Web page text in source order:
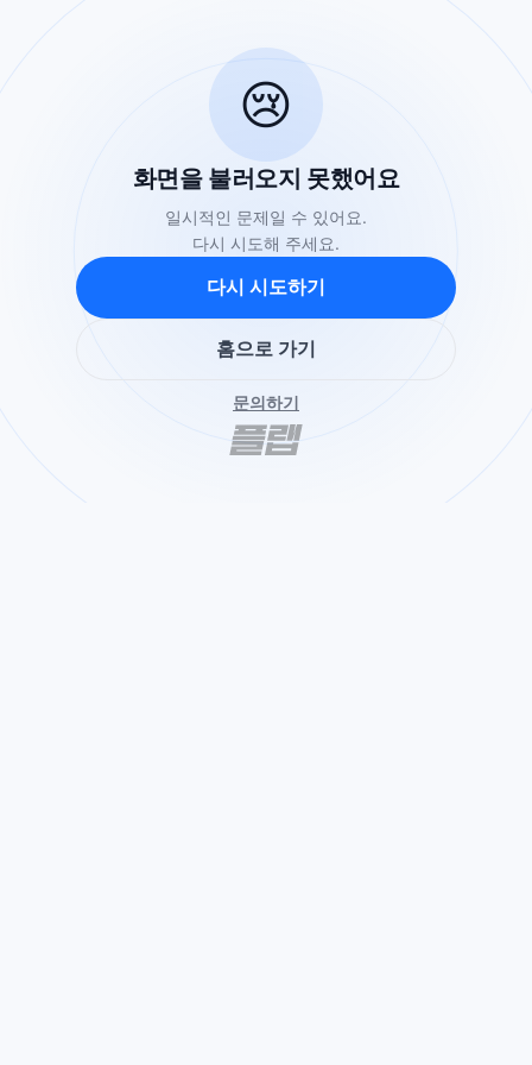
😢
화면을 불러오지 못했어요
일시적인 문제일 수 있어요.
다시 시도해 주세요.
다시 시도하기
홈으로 가기
문의하기